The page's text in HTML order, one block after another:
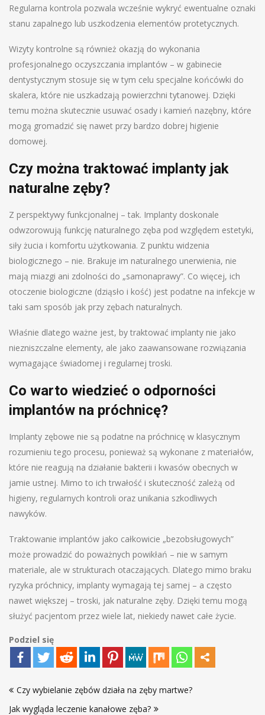
Regularna kontrola pozwala wcześnie wykryć ewentualne oznaki
stanu zapalnego lub uszkodzenia elementów protetycznych.
Wizyty kontrolne są również okazją do wykonania
profesjonalnego oczyszczania implantów – w gabinecie
dentystycznym stosuje się w tym celu specjalne końcówki do
skalera, które nie uszkadzają powierzchni tytanowej. Dzięki
temu można skutecznie usuwać osady i kamień nazębny, które
mogą gromadzić się nawet przy bardzo dobrej higienie
domowej.
Czy można traktować implanty jak
naturalne zęby?
Z perspektywy funkcjonalnej – tak. Implanty doskonale
odwzorowują funkcję naturalnego zęba pod względem estetyki,
siły żucia i komfortu użytkowania. Z punktu widzenia
biologicznego – nie. Brakuje im naturalnego unerwienia, nie
mają miazgi ani zdolności do „samonaprawy”. Co więcej, ich
otoczenie biologiczne (dziąsło i kość) jest podatne na infekcje w
taki sam sposób jak przy zębach naturalnych.
Właśnie dlatego ważne jest, by traktować implanty nie jako
niezniszczalne elementy, ale jako zaawansowane rozwiązania
wymagające świadomej i regularnej troski.
Co warto wiedzieć o odporności
implantów na próchnicę?
Implanty zębowe nie są podatne na próchnicę w klasycznym
rozumieniu tego procesu, ponieważ są wykonane z materiałów,
które nie reagują na działanie bakterii i kwasów obecnych w
jamie ustnej. Mimo to ich trwałość i skuteczność zależą od
higieny, regularnych kontroli oraz unikania szkodliwych
nawyków.
Traktowanie implantów jako całkowicie „bezobsługowych”
może prowadzić do poważnych powikłań – nie w samym
materiale, ale w strukturach otaczających. Dlatego mimo braku
ryzyka próchnicy, implanty wymagają tej samej – a często
nawet większej – troski, jak naturalne zęby. Dzięki temu mogą
służyć pacjentom przez wiele lat, niekiedy nawet całe życie.
Podziel się
wpisu
Czy wybielanie zębów działa na zęby martwe?
Jak wygląda leczenie kanałowe zęba?